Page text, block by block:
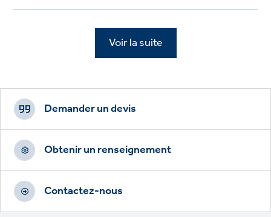
Voir la suite
Footer
CTAs
Demander un devis
Obtenir un renseignement
Contactez-nous